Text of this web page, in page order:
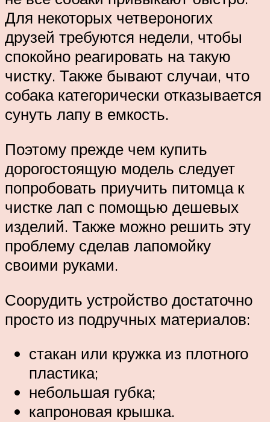
Для некоторых четвероногих
друзей требуются недели, чтобы
спокойно реагировать на такую
чистку. Также бывают случаи, что
собака категорически отказывается
сунуть лапу в емкость.
Поэтому прежде чем купить
дорогостоящую модель следует
попробовать приучить питомца к
чистке лап с помощью дешевых
изделий. Также можно решить эту
проблему сделав лапомойку
своими руками.
Соорудить устройство достаточно
просто из подручных материалов:
стакан или кружка из плотного
пластика;
небольшая губка;
капроновая крышка.